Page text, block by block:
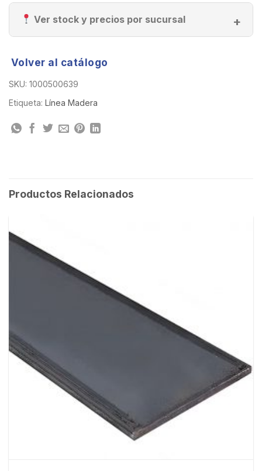
Ver stock y precios por sucursal
Volver al catálogo
SKU: 1000500639
Etiqueta: Línea Madera
Productos Relacionados